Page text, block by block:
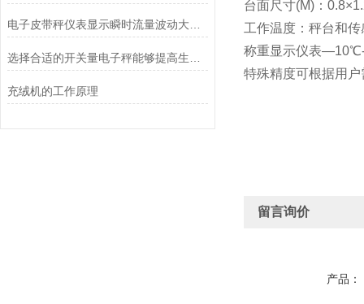
充绒机的工作原理
台面尺寸(M)：
工作温度：秤台和
称重显示仪表
特殊精度可根据用
留言询价
产品：